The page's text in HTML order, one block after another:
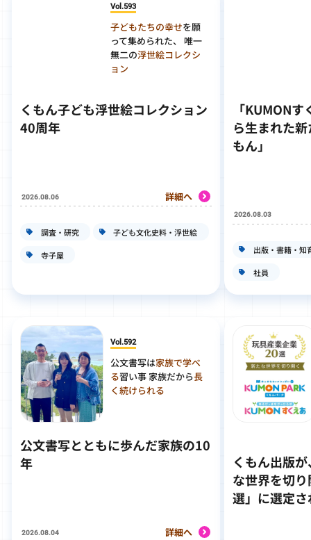
Vol.593
子どもたちの幸せを願
って集められた、 唯一
無二の浮世絵コレクシ
ョン
くもん子ども浮世絵コレクション
40周年
2026.08.06 詳細へ
調査・研究 子ども文化史料・浮世絵
寺子屋
Vol.592
公文書写は家族で学べ
る習い事 家族だから長
く続けられる
公文書写とともに歩んだ家族の10
年
2026.08.04 詳細へ
「KUMON
ら生まれた
もん」
2026.08.03
出版・書籍・知
社員
くもん出版
な世界を切
選」に選定